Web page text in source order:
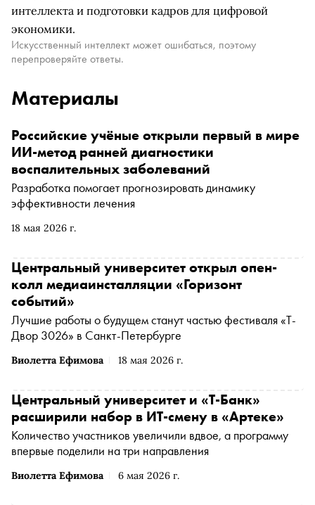
интеллекта и подготовки кадров для цифровой
экономики.
Искусственный интеллект может ошибаться, поэтому
перепроверяйте ответы.
Материалы
18 мая 2026 г.
Российские учёные открыли первый в мире
ИИ-метод ранней диагностики
воспалительных заболеваний
Разработка помогает прогнозировать динамику
эффективности лечения
Виолетта Ефимова 18 мая 2026 г.
Центральный университет открыл опен-
колл медиаинсталляции «Горизонт
событий»
Лучшие работы о будущем станут частью фестиваля «Т-
Двор 3026» в Санкт-Петербурге
Виолетта Ефимова 6 мая 2026 г.
Центральный университет и «Т-Банк»
расширили набор в ИТ-смену в «Артеке»
Количество участников увеличили вдвое, а программу
впервые поделили на три направления